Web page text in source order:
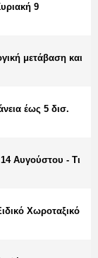
9
μετάβαση και
έως 5 δισ.
Αυγούστου - Τι
Χωροταξικό